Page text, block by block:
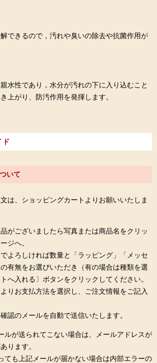
できるので，汚れや臭いの除去や抗菌作用が
水性であり，水分が汚れの下に入り込むこと
上がり、防汚作用を発揮します。
ド
いて
は、ショッピングカートよりお願いいたしま
がございましたら写真または商品名をクリッ
ジへ。
よろしければ数量と「ラッピング」「メッセ
有無をお選びいただき（有の場合は種類を選
へ入れる〕ボタンをクリックしてください。
りお支払方法を選択し、ご注文情報をご記入
認のメールを自動で送信いたします。
ルが送られてこない場合は、メールアドレスが
ります。
ても上記メールが届かない場合は内部エラーの